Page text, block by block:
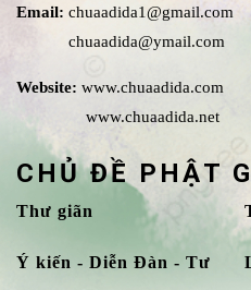
Email: chuaadida1@gmail.com
chuaadida@ymail.com
Website: www.chuaadida.com
www.chuaadida.net
CHỦ ĐỀ PHẬT
Thư giãn
Ý kiến - Diễn Đàn - Tư